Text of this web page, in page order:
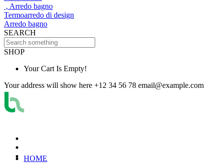
, Arredo bagno
Termoarredo di design
Arredo bagno
SEARCH
SHOP
Your Cart Is Empty!
Your address will show here +12 34 56 78 email@example.com
HOME